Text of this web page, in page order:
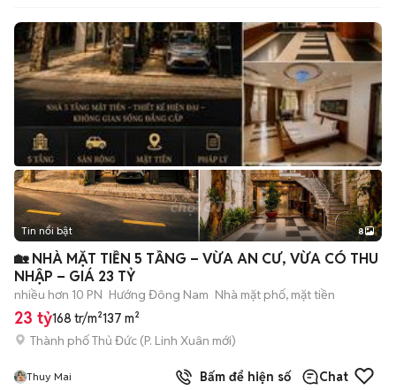
+2
Tin nổi bật 8
🏡 NHÀ MẶT TIỀN 5 TẦNG – VỪA AN CƯ, VỪA CÓ THU
NHẬP – GIÁ 23 TỶ
nhiều hơn 10 PN Hướng Đông Nam Nhà mặt phố, mặt tiền
23 tỷ168 tr/m²137 m²
Thành phố Thủ Đức (P. Linh Xuân mới)
Thuy Mai Bấm để hiện số Chat